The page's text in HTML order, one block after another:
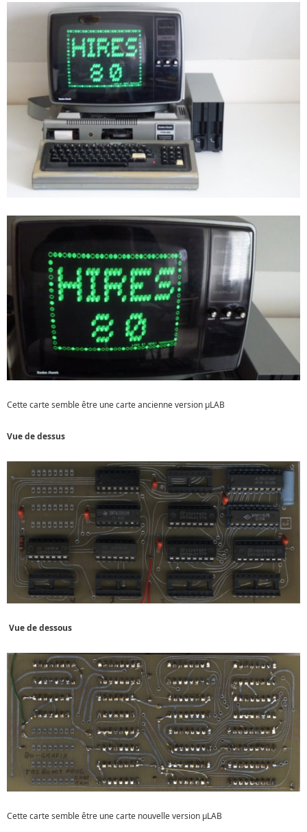
Cette carte semble être une carte ancienne version µLAB
Vue de dessus
Vue de dessous
Cette carte semble être une carte nouvelle version µLAB